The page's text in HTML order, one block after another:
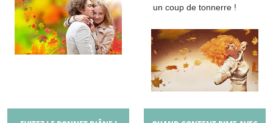
un coup de tonnerre !